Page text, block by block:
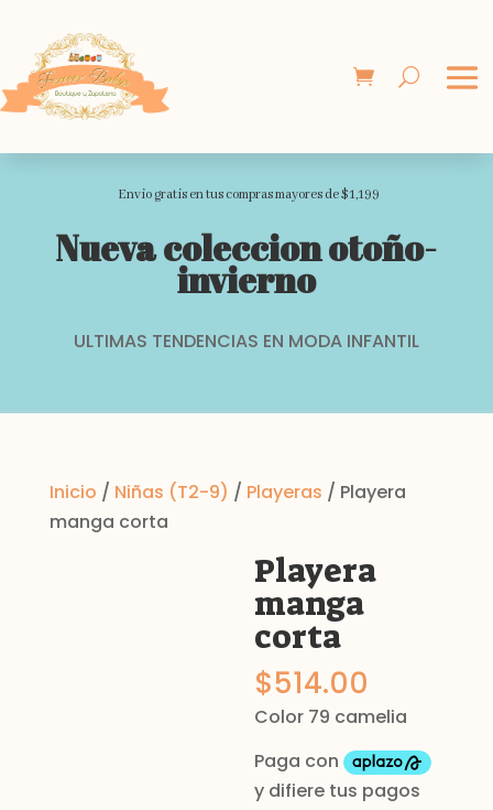
Envio gratis en tus compras mayores de $1,199
Nueva coleccion otoño-
invierno
ULTIMAS TENDENCIAS EN MODA INFANTIL
Inicio / Niñas (T2-9) / Playeras / Playera
manga corta
Playera
manga
corta
$514.00
Color 79 camelia